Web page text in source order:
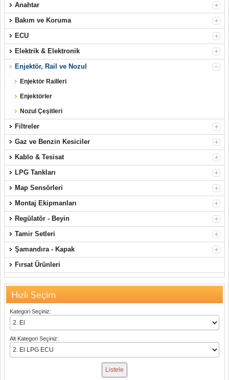
Anahtar
Bakım ve Koruma
ECU
Elektrik & Elektronik
Enjektör, Rail ve Nozul
Enjektör Railleri
Enjektörler
Nozul Çeşitleri
Filtreler
Gaz ve Benzin Kesiciler
Kablo & Tesisat
LPG Tankları
Map Sensörleri
Montaj Ekipmanları
Regülatör - Beyin
Tamir Setleri
Şamandıra - Kapak
Fırsat Ürünleri
Hızlı Seçim
Kategori Seçiniz:
Alt Kategori Seçiniz: